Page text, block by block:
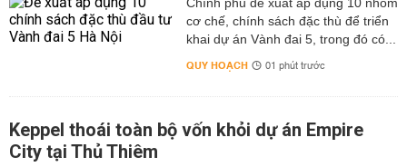
cơ chế, chính sách đặc thù để triển
khai dự án Vành đai 5, trong đó có...
QUY HOẠCH 01 phút trước
Keppel thoái toàn bộ vốn khỏi dự án Empire
City tại Thủ Thiêm